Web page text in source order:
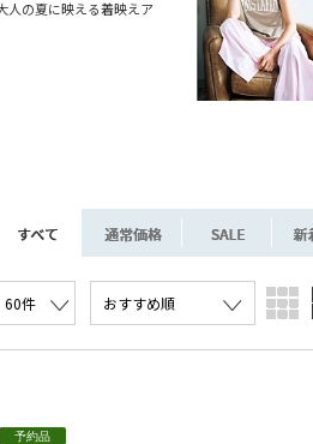
人の夏に映える着映えア
予約品